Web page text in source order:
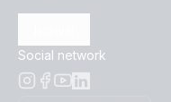
Social network